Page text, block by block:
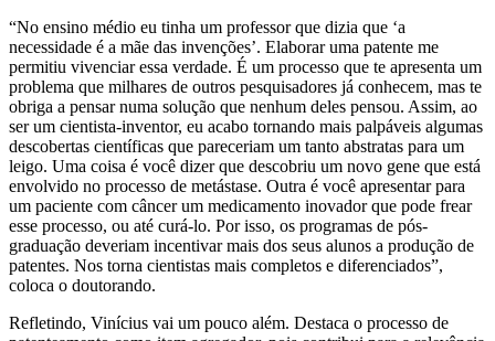
“No ensino médio eu tinha um professor que dizia que ‘a
necessidade é a mãe das invenções’. Elaborar uma patente me
permitiu vivenciar essa verdade. É um processo que te apresenta um
problema que milhares de outros pesquisadores já conhecem, mas te
obriga a pensar numa solução que nenhum deles pensou. Assim, ao
ser um cientista-inventor, eu acabo tornando mais palpáveis algumas
descobertas científicas que pareceriam um tanto abstratas para um
leigo. Uma coisa é você dizer que descobriu um novo gene que está
envolvido no processo de metástase. Outra é você apresentar para
um paciente com câncer um medicamento inovador que pode frear
esse processo, ou até curá-lo. Por isso, os programas de pós-
graduação deveriam incentivar mais dos seus alunos a produção de
patentes. Nos torna cientistas mais completos e diferenciados”,
coloca o doutorando.
Refletindo, Vinícius vai um pouco além. Destaca o processo de